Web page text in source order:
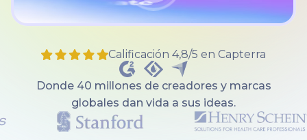
Calificación 4,8/5 en Capterra
Donde 40 millones de creadores y marcas
globales dan vida a sus ideas.